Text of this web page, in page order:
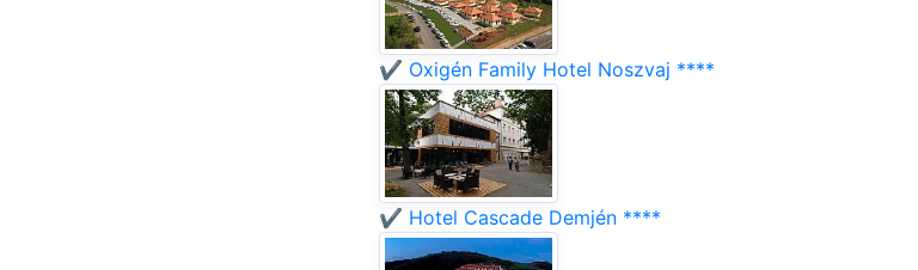
✔️ Oxigén Family Hotel Noszvaj ****
✔️ Hotel Cascade Demjén ****